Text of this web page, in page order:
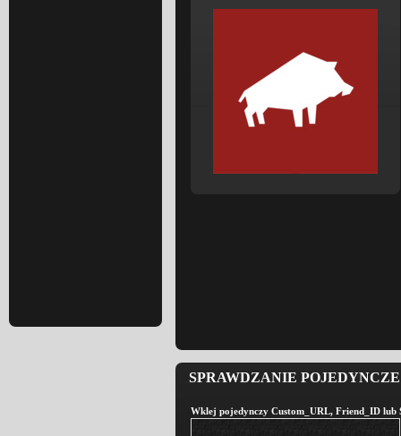
SPRAWDZANIE
Wklej pojedynczy Custom_URL, Friend_ID lub